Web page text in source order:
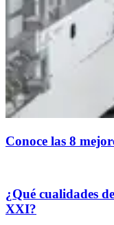
Conoce las 8
¿Qué cualidades
XXI?